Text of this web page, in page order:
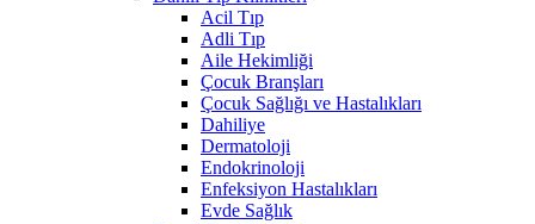
Acil Tıp
Adli Tıp
Aile Hekimliği
Çocuk Branşları
Çocuk Sağlığı ve Hastalıkları
Dahiliye
Dermatoloji
Endokrinoloji
Enfeksiyon Hastalıkları
Evde Sağlık